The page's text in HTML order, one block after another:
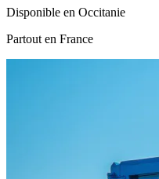
Disponible en Occitanie
Partout en France